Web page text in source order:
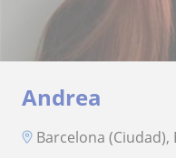
Andrea
Barcelona